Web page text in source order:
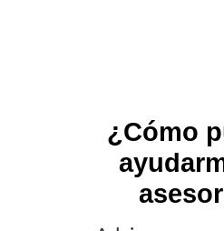
¿Cómo